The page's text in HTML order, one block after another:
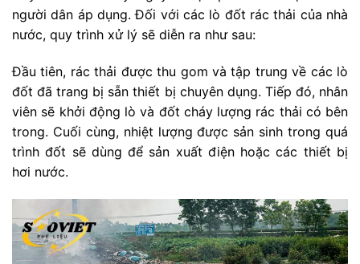
người dân áp dụng. Đối với các lò đốt rác thải của nhà
nước, quy trình xử lý sẽ diễn ra như sau:
Đầu tiên, rác thải được thu gom và tập trung về các lò
đốt đã trang bị sẵn thiết bị chuyên dụng. Tiếp đó, nhân
viên sẽ khởi động lò và đốt cháy lượng rác thải có bên
trong. Cuối cùng, nhiệt lượng được sản sinh trong quá
trình đốt sẽ dùng để sản xuất điện hoặc các thiết bị
hơi nước.